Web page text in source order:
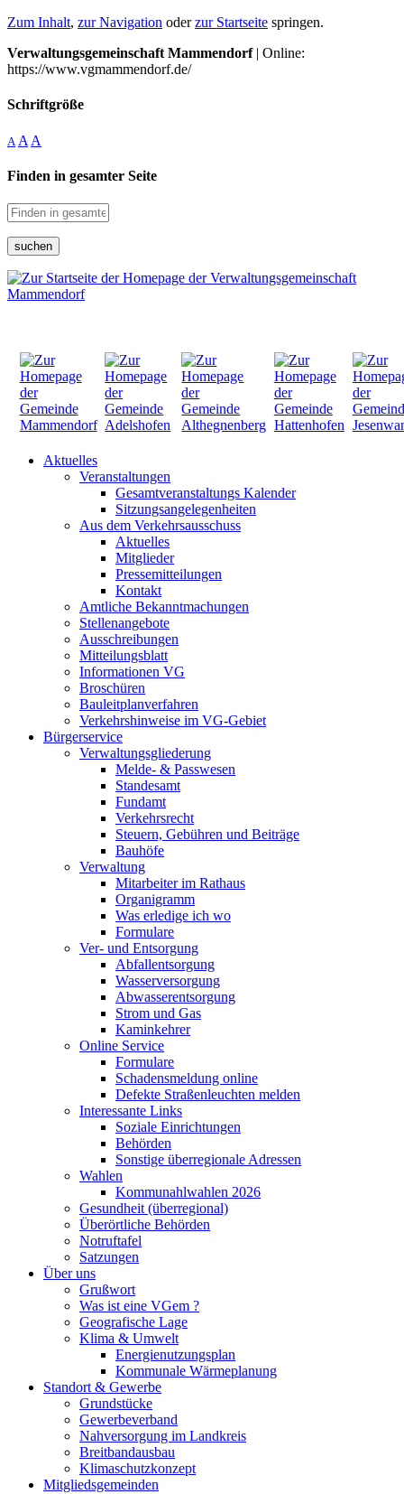
Zum Inhalt, zur Navigation oderzur Startseite springen.
Verwaltungsgemeinschaft Mammendorf| Online:
https://www.vgmammendorf.de/
Schriftgröße
A A A
Finden in gesamter Seite
suchen
Aktuelles
Veranstaltungen
Gesamtveranstaltungs Kalender
Sitzungsangelegenheiten
Aus dem Verkehrsausschuss
Aktuelles
Mitglieder
Pressemitteilungen
Kontakt
Amtliche Bekanntmachungen
Stellenangebote
Ausschreibungen
Mitteilungsblatt
Informationen VG
Broschüren
Bauleitplanverfahren
Verkehrshinweise im VG-Gebiet
Bürgerservice
Verwaltungsgliederung
Melde- & Passwesen
Standesamt
Fundamt
Verkehrsrecht
Steuern, Gebühren und Beiträge
Bauhöfe
Verwaltung
Mitarbeiter im Rathaus
Organigramm
Was erledige ich wo
Formulare
Ver- und Entsorgung
Abfallentsorgung
Wasserversorgung
Abwasserentsorgung
Strom und Gas
Kaminkehrer
Online Service
Formulare
Schadensmeldung online
Defekte Straßenleuchten melden
Interessante Links
Soziale Einrichtungen
Behörden
Sonstige überregionale Adressen
Wahlen
Kommunahlwahlen 2026
Gesundheit (überregional)
Überörtliche Behörden
Notruftafel
Satzungen
Über uns
Grußwort
Was ist eine VGem ?
Geografische Lage
Klima & Umwelt
Energienutzungsplan
Kommunale Wärmeplanung
Standort & Gewerbe
Grundstücke
Gewerbeverband
Nahversorgung im Landkreis
Breitbandausbau
Klimaschutzkonzept
Mitgliedsgemeinden